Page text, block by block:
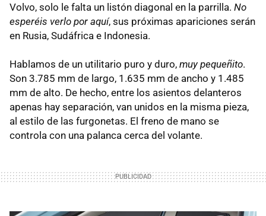
Volvo, solo le falta un listón diagonal en la parrilla. No
esperéis verlo por aquí, sus próximas apariciones serán
en Rusia, Sudáfrica e Indonesia.
Hablamos de un utilitario puro y duro, muy pequeñito.
Son 3.785 mm de largo, 1.635 mm de ancho y 1.485
mm de alto. De hecho, entre los asientos delanteros
apenas hay separación, van unidos en la misma pieza,
al estilo de las furgonetas. El freno de mano se
controla con una palanca cerca del volante.